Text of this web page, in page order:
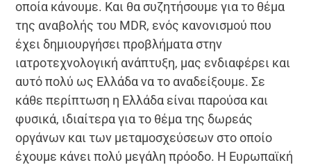
οποία κάνουμε. Και θα συζητήσουμε για το θέμα
της αναβολής του MDR, ενός κανονισμού που
έχει δημιουργήσει προβλήματα στην
ιατροτεχνολογική ανάπτυξη, μας ενδιαφέρει και
αυτό πολύ ως Ελλάδα να το αναδείξουμε. Σε
κάθε περίπτωση η Ελλάδα είναι παρούσα και
φυσικά, ιδιαίτερα για το θέμα της δωρεάς
οργάνων και των μεταμοσχεύσεων στο οποίο
έχουμε κάνει πολύ μεγάλη πρόοδο. Η Ευρωπαϊκή